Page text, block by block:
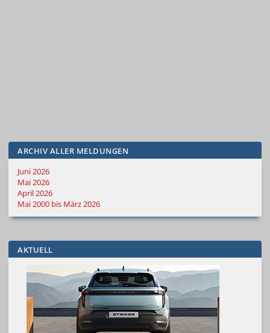
ARCHIV ALLER MELDUNGEN
Juni 2026
Mai 2026
April 2026
Mai 2000 bis März 2026
AKTUELL